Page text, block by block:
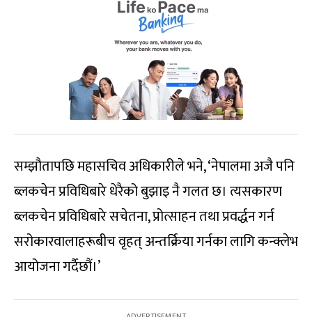
सम्झौतापछि महासचिव अधिकारीले भने, ‘नेपालमा अजै पनि
ब्लकचेन प्रविधिबारे धेरैको बुझाइ नै गलत छ। त्यसकारण
ब्लकचेन प्रविधिबारे सचेतना, प्रोत्साहन तथा प्रवर्द्धन गर्न
सरोकारवालाहरूबीच वृहत् अन्तर्क्रिया गर्नका लागि कन्क्लेभ
आयोजना गर्दैछौं।’